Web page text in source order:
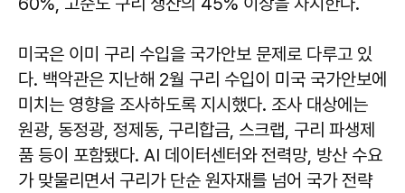
미국은 이미 구리 수입을 국가안보 문제로 다루고 있
다. 백악관은 지난해 2월 구리 수입이 미국 국가안보에
미치는 영향을 조사하도록 지시했다. 조사 대상에는
원광, 동정광, 정제동, 구리합금, 스크랩, 구리 파생제
품 등이 포함됐다. AI 데이터센터와 전력망, 방산 수요
가 맞물리면서 구리가 단순 원자재를 넘어 국가 전략